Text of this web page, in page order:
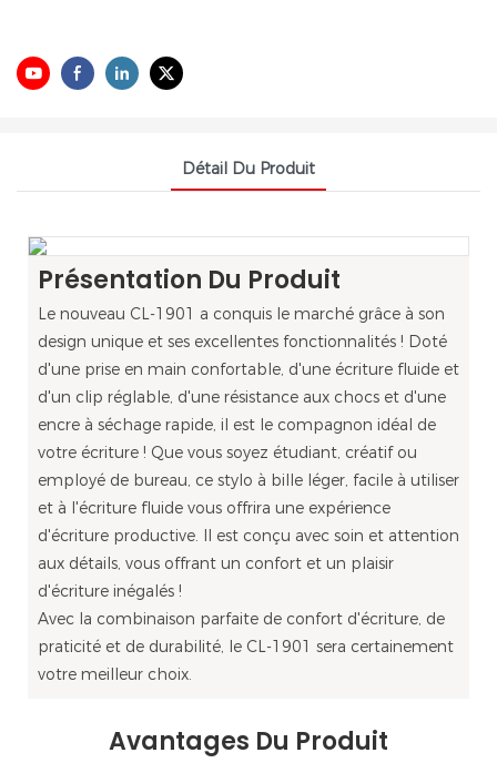
Détail Du Produit
Présentation Du Produit
Le nouveau CL-1901 a conquis le marché grâce à son
design unique et ses excellentes fonctionnalités ! Doté
d'une prise en main confortable, d'une écriture fluide et
d'un clip réglable, d'une résistance aux chocs et d'une
encre à séchage rapide, il est le compagnon idéal de
votre écriture ! Que vous soyez étudiant, créatif ou
employé de bureau, ce stylo à bille léger, facile à utiliser
et à l'écriture fluide vous offrira une expérience
d'écriture productive. Il est conçu avec soin et attention
aux détails, vous offrant un confort et un plaisir
d'écriture inégalés !
Avec la combinaison parfaite de confort d'écriture, de
praticité et de durabilité, le CL-1901 sera certainement
votre meilleur choix.
Avantages Du Produit